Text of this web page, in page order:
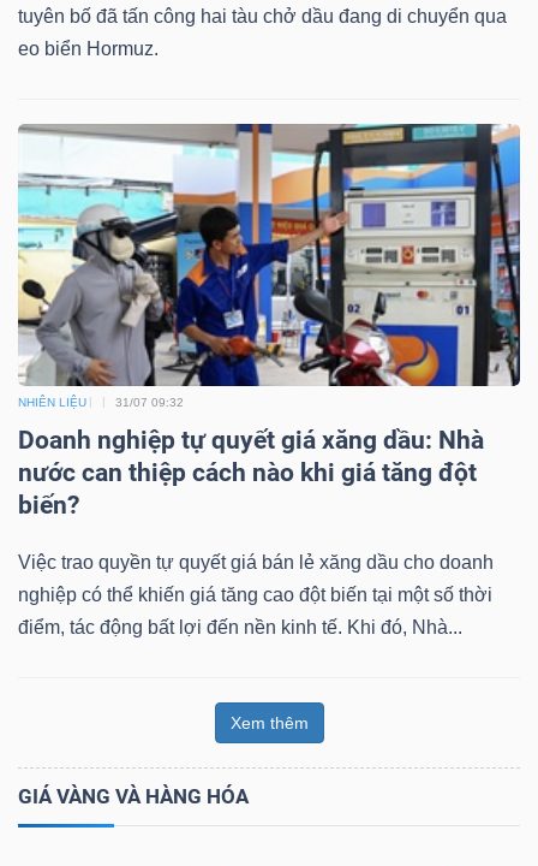
tuyên bố đã tấn công hai tàu chở dầu đang di chuyển qua
eo biển Hormuz.
NHIÊN LIỆU 31/07 09:32
Doanh nghiệp tự quyết giá xăng dầu: Nhà
nước can thiệp cách nào khi giá tăng đột
biến?
Việc trao quyền tự quyết giá bán lẻ xăng dầu cho doanh
nghiệp có thể khiến giá tăng cao đột biến tại một số thời
điểm, tác động bất lợi đến nền kinh tế. Khi đó, Nhà...
Xem thêm
GIÁ VÀNG VÀ HÀNG HÓA